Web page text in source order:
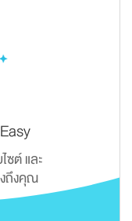
ซต์ และ
ถึงคุณ